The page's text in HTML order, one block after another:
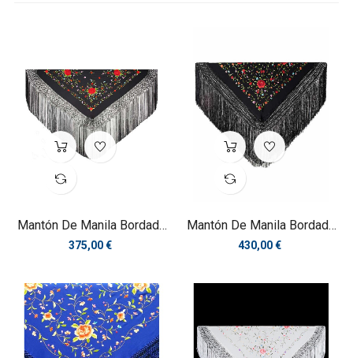
Mantón De Manila Bordado
A...
Precio
375,00 €
Mantón De Manila Bordado
A...
Precio
430,00 €